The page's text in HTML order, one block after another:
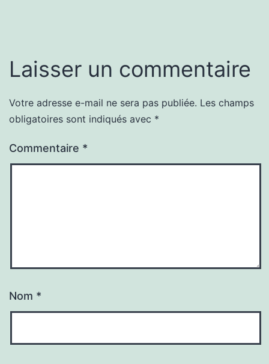
Laisser un commentaire
Votre adresse e-mail ne sera pas publiée. Les champs
obligatoires sont indiqués avec *
Commentaire *
Nom *